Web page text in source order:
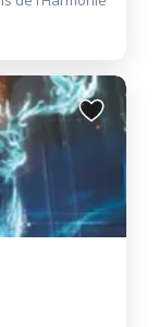
Ajouter
aux